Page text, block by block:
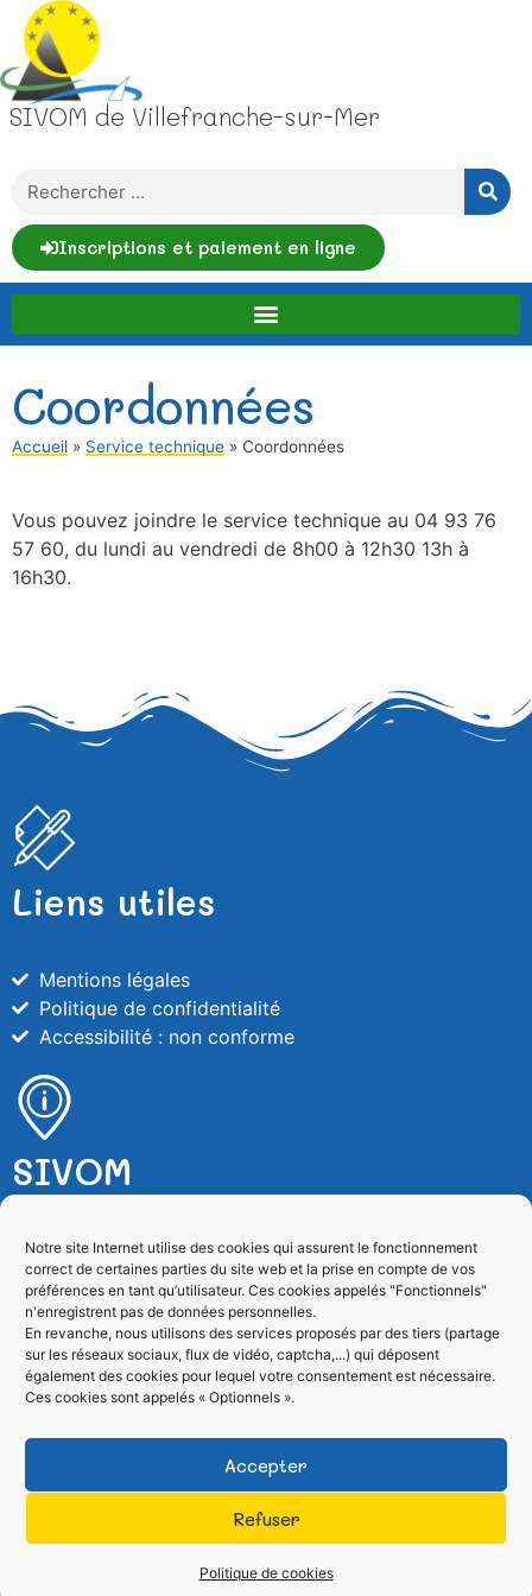
Notre site Internet utilise des cookies qui assurent le fonctionnement
correct de certaines parties du site web et la prise en compte de vos
préférences en tant qu’utilisateur. Ces cookies appelés "Fonctionnels"
n'enregistrent pas de données personnelles.
En revanche, nous utilisons des services proposés par des tiers (partage
sur les réseaux sociaux, flux de vidéo, captcha,...) qui déposent
également des cookies pour lequel votre consentement est nécessaire.
Ces cookies sont appelés « Optionnels ».
Accepter
Refuser
Politique de cookies
SIVOM de Villefranche-sur-Mer
Inscriptions et paiement en ligne
Coordonnées
Accueil » Service technique » Coordonnées
Vous pouvez joindre le service technique au 04 93 76
57 60, du lundi au vendredi de 8h00 à 12h30 13h à
16h30.
Liens utiles
Mentions légales
Politique de confidentialité
Accessibilité : non conforme
SIVOM
SIVOM de Villefranche sur Mer
4, rue de l’Esquiaou – BP 128
06231 Villefranche sur Mer Cedex
04 93 01 86 60
Formulaire de contact
Tous droits réservés SIVOM
2026
Site réalisé par le
SICTIAM